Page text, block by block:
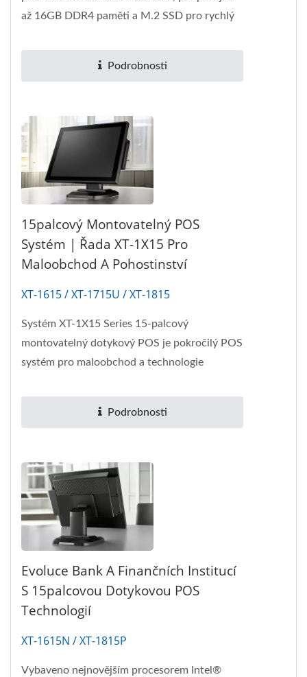
až 16GB DDR4 paměti a M.2 SSD pro rychlý
Podrobnosti
15palcový Montovatelný POS
Systém | Řada XT-1X15 Pro
Maloobchod A Pohostinství
XT-1615 / XT-1715U / XT-1815
Systém XT-1X15 Series 15-palcový
montovatelný dotykový POS je pokročilý POS
systém pro maloobchod a technologie
Podrobnosti
Evoluce Bank A Finančních Institucí
S 15palcovou Dotykovou POS
Technologií
XT-1615N / XT-1815P
Vybaveno nejnovějším procesorem Intel®